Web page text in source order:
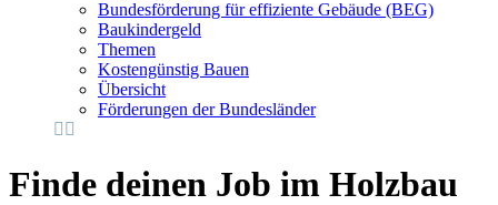
Bundesförderung für effiziente Gebäude (BEG)
Baukindergeld
Themen
Kostengünstig Bauen
Übersicht
Förderungen der Bundesländer
Finde deinen Job im Holzbau